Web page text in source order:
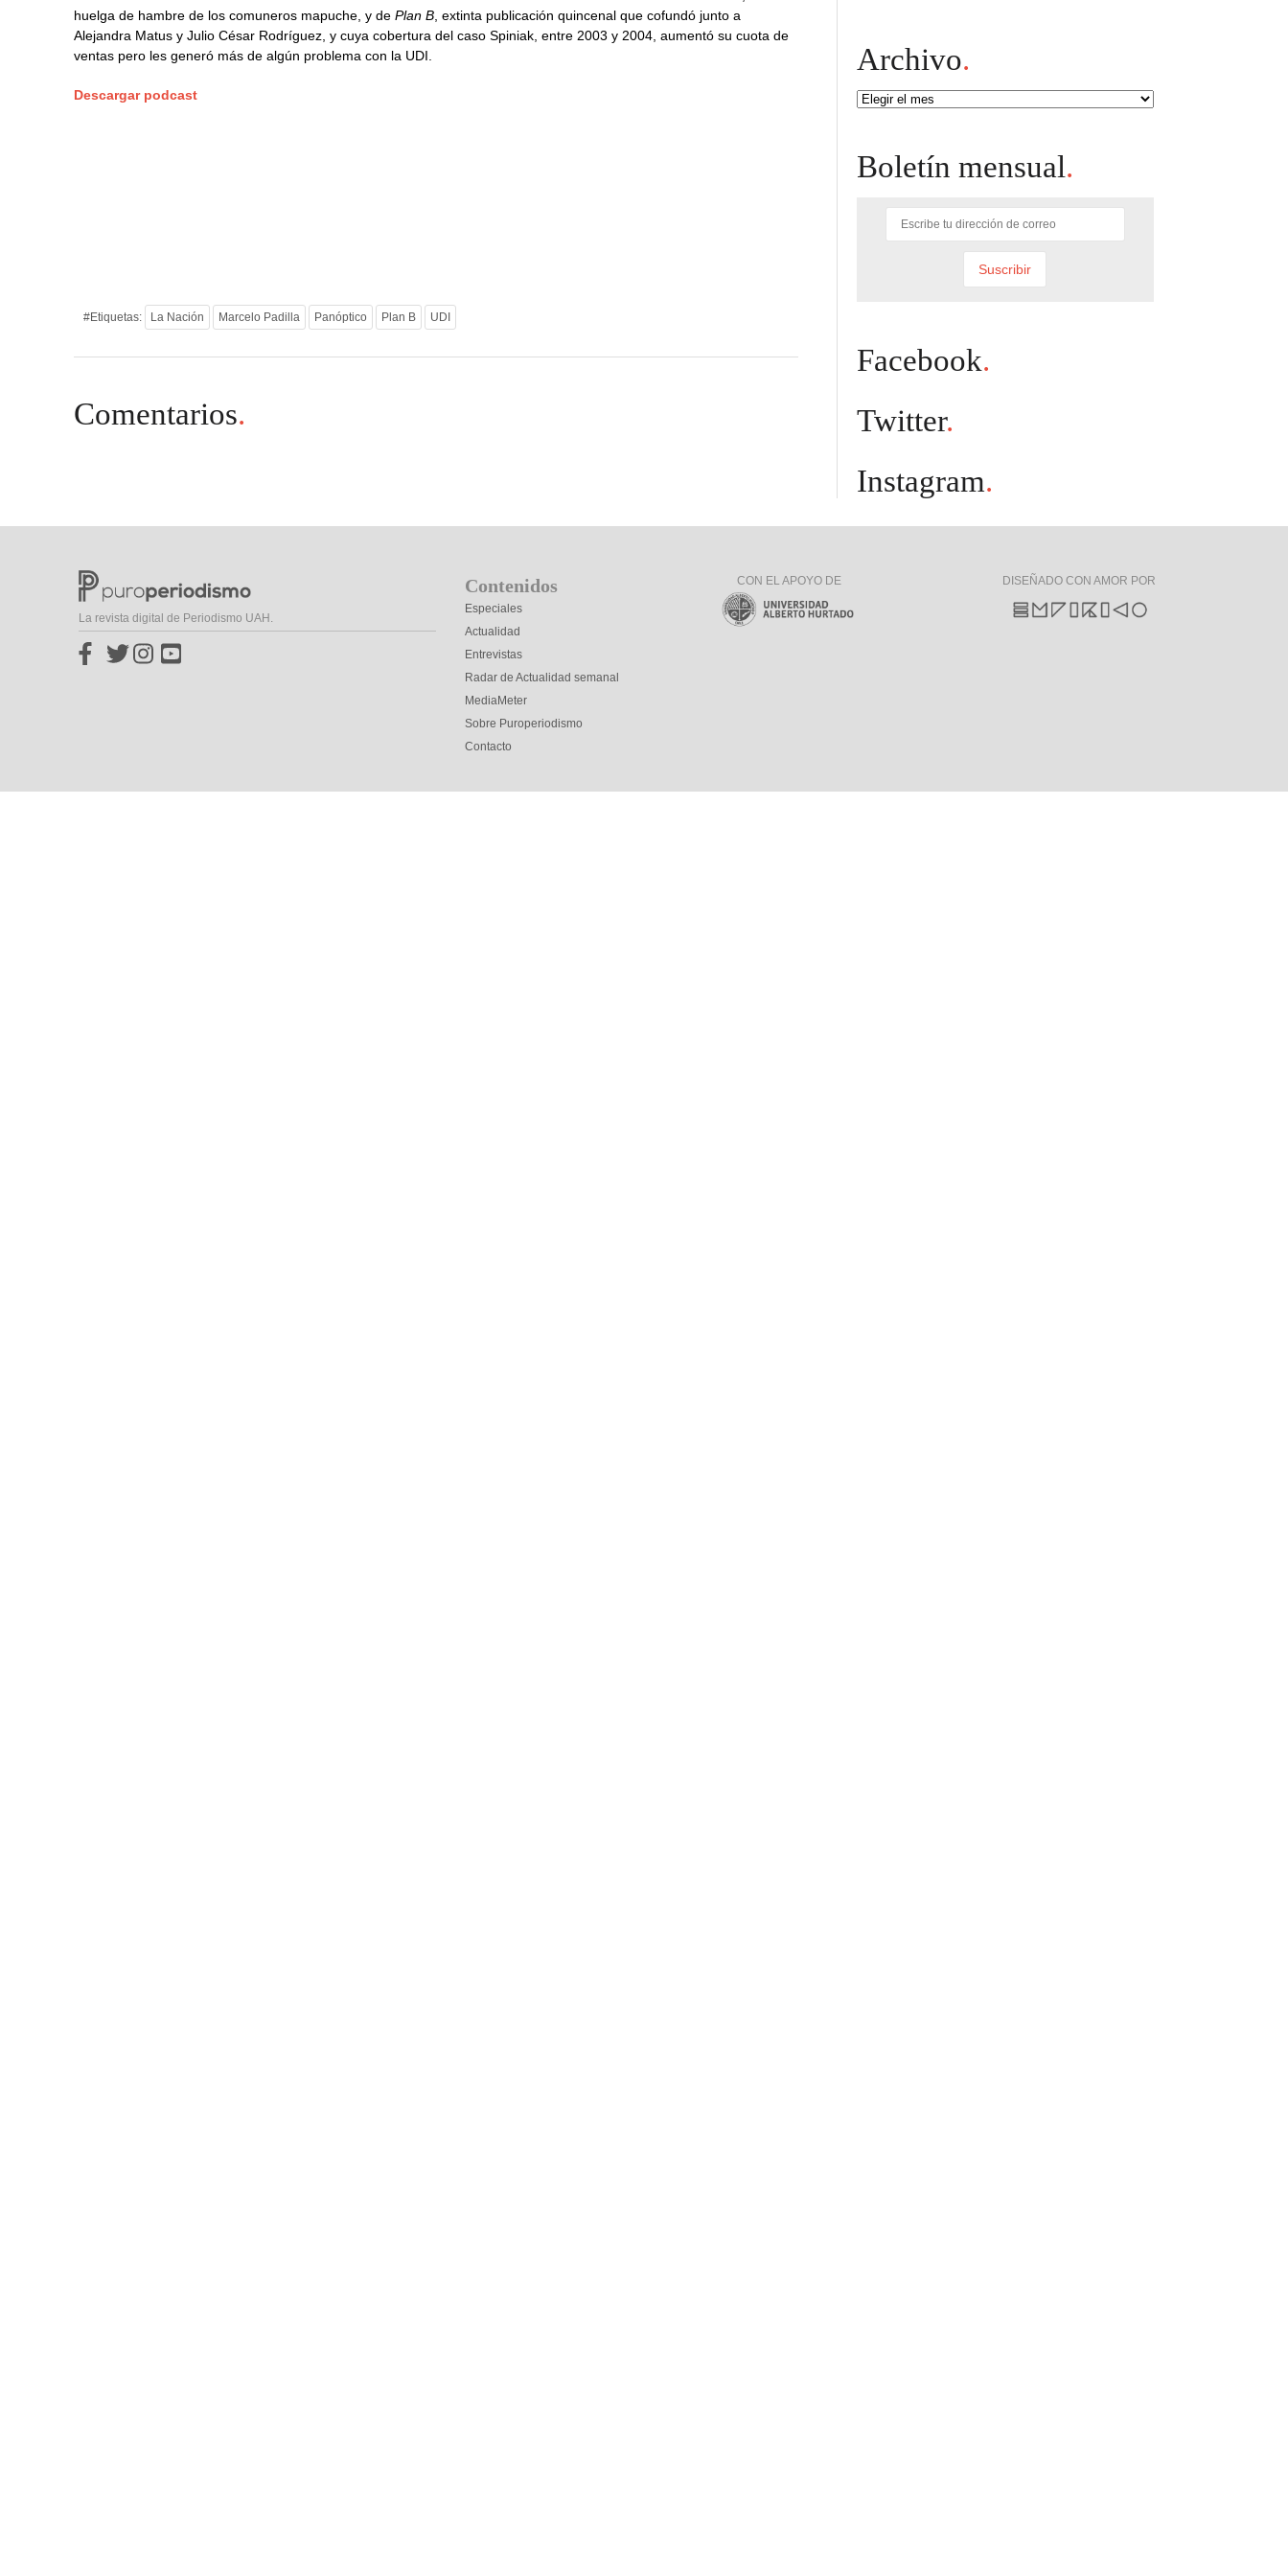
huelga de hambre de los comuneros mapuche, y dePlan B , extinta publicación quincenal que cofundó junto a
Alejandra Matus y Julio César Rodríguez, y cuya cobertura del caso Spiniak, entre 2003 y 2004, aumentó su cuota de
ventas pero les generó más de algún problema con la UDI.
Descargar podcast
#Etiquetas: La Nación Marcelo Padilla Panóptico Plan B UDI
Comentarios.
Archivo.
Archivo
Boletín mensual.
Facebook.
Twitter.
Instagram.
La revista digital de Periodismo UAH.
Contenidos
Especiales
Actualidad
Entrevistas
Radar de Actualidad semanal
MediaMeter
Sobre Puroperiodismo
Contacto
CON EL APOYO DE DISEÑADO CON AMOR POR